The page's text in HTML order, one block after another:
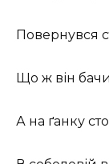
Повернувся
Що ж він
А на ґанку